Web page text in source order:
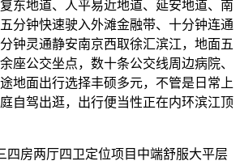
东地道、人平易近地道、延安地道、南
分钟快速驶入外滩金融带、十分钟连通
钟灵通静安南京西取徐汇滨江，地面五
座公交坐点，数十条公交线周边病院、
地面出行选择丰硕多元，不管是日常上
自驾出逛，出行便当性正在内环滨江顶
房两厅四卫定位项目中端舒服大平层